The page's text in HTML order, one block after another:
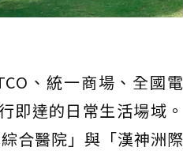
、統一商場、全國電
即達的日常生活場域。
合醫院」與「漢神洲際